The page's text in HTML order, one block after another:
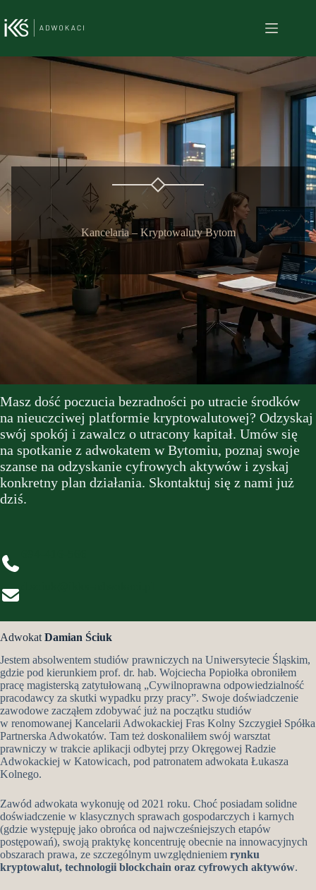
do
treści
Kancelaria – Kryptowaluty Bytom
Masz dość poczucia bezradności po utracie środków
na nieuczciwej platformie kryptowalutowej? Odzyskaj
swój spokój i zawalcz o utracony kapitał. Umów się
na spotkanie z adwokatem w Bytomiu, poznaj swoje
szanse na odzyskanie cyfrowych aktywów i zyskaj
konkretny plan działania. Skontaktuj się z nami już
dziś.
Adwokat Damian Ściuk
Jestem absolwentem studiów prawniczych na Uniwersytecie Śląskim,
gdzie pod kierunkiem prof. dr. hab. Wojciecha Popiołka obroniłem
pracę magisterską zatytułowaną „Cywilnoprawna odpowiedzialność
pracodawcy za skutki wypadku przy pracy”. Swoje doświadczenie
zawodowe zacząłem zdobywać już na początku studiów
w renomowanej Kancelarii Adwokackiej Fras Kolny Szczygieł Spółka
Partnerska Adwokatów. Tam też doskonaliłem swój warsztat
prawniczy w trakcie aplikacji odbytej przy Okręgowej Radzie
Adwokackiej w Katowicach, pod patronatem adwokata Łukasza
Kolnego.
Zawód adwokata wykonuję od 2021 roku. Choć posiadam solidne
doświadczenie w klasycznych sprawach gospodarczych i karnych
(gdzie występuję jako obrońca od najwcześniejszych etapów
postępowań), swoją praktykę koncentruję obecnie na innowacyjnych
obszarach prawa, ze szczególnym uwzględnieniem rynku
kryptowalut, technologii blockchain oraz cyfrowych aktywów.